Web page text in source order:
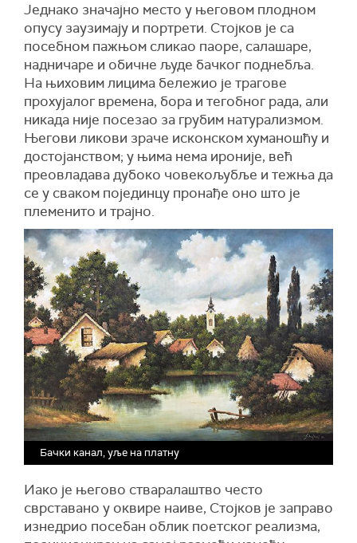
Једнако значајно место у његовом плодном
опусу заузимају и портрети. Стојков је са
посебном пажњом сликао паоре, салашаре,
надничаре и обичне људе бачког поднебља.
На њиховим лицима бележио је трагове
прохујалог времена, бора и тегобног рада, али
никада није посезао за грубим натурализмом.
Његови ликови зраче исконском хуманошћу и
достојанством; у њима нема ироније, већ
преовладава дубоко човекољубље и тежња да
се у сваком појединцу пронађе оно што је
племенито и трајно.
Бачки канал, уље на платну
Иако је његово стваралаштво често
сврставано у оквире наиве, Стојков је заправо
изнедрио посебан облик поетског реализма,